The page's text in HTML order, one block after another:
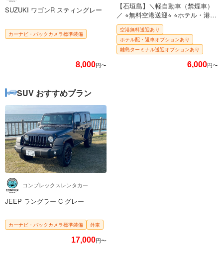
SUZUKI ワゴンR スティングレー
カーナビ・バックカメラ標準装備
8,000円〜
【石垣島】＼軽自動車（禁煙車）
／ ⭐︎無料空港送迎⭐︎ ⭐︎ホテル・港配
送可能⭐︎ 全車種 Lightningケーブ
ル&Type–C 充電器搭載 女性でも
らくらく運転！！
空港無料送迎あり
ホテル配・返車オプションあり
離島ターミナル送迎オプションあり
6,000円〜
SUV おすすめプラン
コンプレックスレンタカー
JEEP ラングラー C グレー
カーナビ・バックカメラ標準装備 外車
17,000円〜